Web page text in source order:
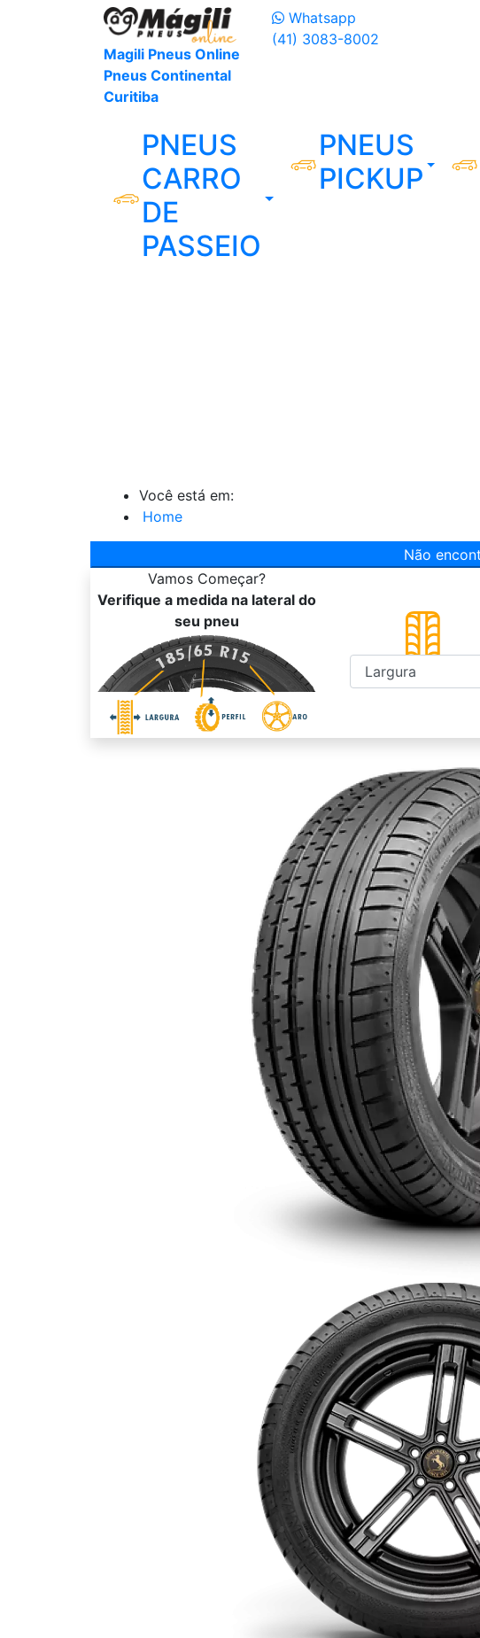
Magili Pneus Online
Pneus Continental
Curitiba
Whatsapp
(41) 3083-8002
PNEUS
CARRO
DE
PASSEIO
PNEUS
PICKUP
Você está em:
Home
Vamos Começar?
Verifique a medida na lateral do
seu pneu